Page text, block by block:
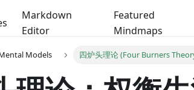
Markdown
Editor
Featured
Mindmaps
Models 四炉头理论 (Four Burners